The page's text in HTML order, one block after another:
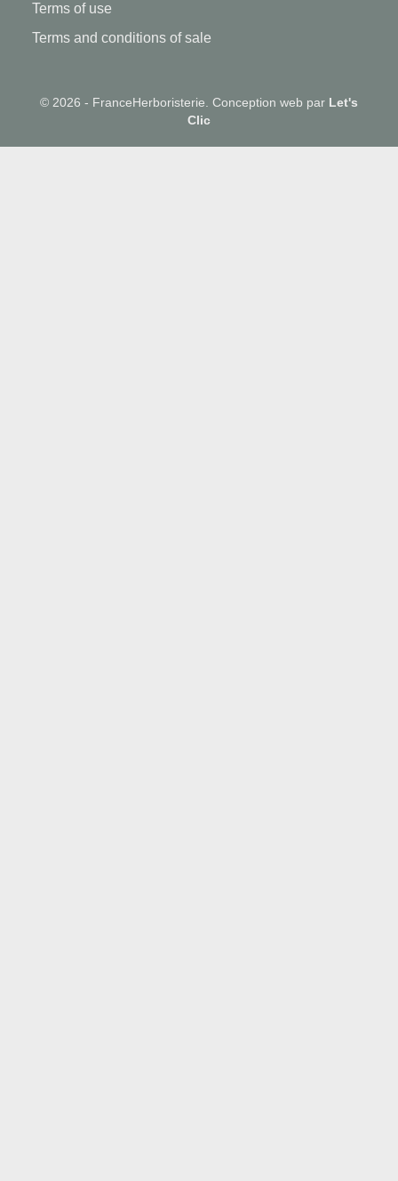
Terms of use
Terms and conditions of sale
© 2026 - FranceHerboristerie. Conception web par Let's
Clic